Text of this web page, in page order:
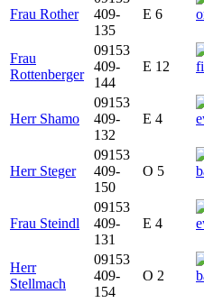
Frau Rother
409-
135
E 6
Frau
Rottenberger
09153
409-
144
E 12
Herr Shamo
09153
409-
132
E 4
Herr Steger
09153
409-
150
O 5
Frau Steindl
09153
409-
131
E 4
Herr
Stellmach
09153
409-
154
O 2